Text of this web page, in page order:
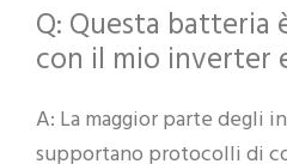
Q: Questa batteria
con il mio inverter
A: La maggior parte degli
supportano protocolli di